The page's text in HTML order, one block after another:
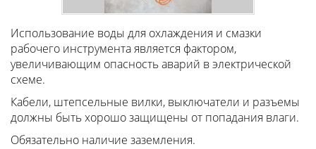
Использование воды для охлаждения и смазки
рабочего инструмента является фактором,
увеличивающим опасность аварий в электрической
схеме.
Кабели, штепсельные вилки, выключатели и разъемы
должны быть хорошо защищены от попадания влаги.
Обязательно наличие заземления.